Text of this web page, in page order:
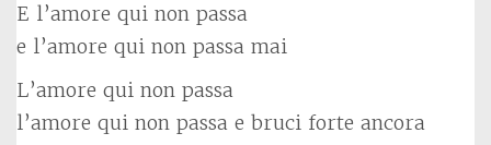
E l’amore qui non passa
e l’amore qui non passa mai
L’amore qui non passa
l’amore qui non passa e bruci forte ancora